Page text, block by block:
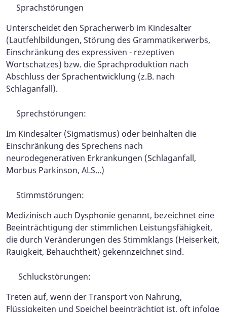
Sprachstörungen
Unterscheidet den Spracherwerb im Kindesalter
(Lautfehlbildungen, Störung des Grammatikerwerbs,
Einschränkung des expressiven - rezeptiven
Wortschatzes) bzw. die Sprachproduktion nach
Abschluss der Sprachentwicklung (z.B. nach
Schlaganfall).
Sprechstörungen:
Im Kindesalter (Sigmatismus) oder beinhalten die
Einschränkung des Sprechens nach
neurodegenerativen Erkrankungen (Schlaganfall,
Morbus Parkinson, ALS...)
Stimmstörungen:
Medizinisch auch Dysphonie genannt, bezeichnet eine
Beeinträchtigung der stimmlichen Leistungsfähigkeit,
die durch Veränderungen des Stimmklangs (Heiserkeit,
Rauigkeit, Behauchtheit) gekennzeichnet sind.
Schluckstörungen:
Treten auf, wenn der Transport von Nahrung,
Flüssigkeiten und Speichel beeinträchtigt ist, oft infolge